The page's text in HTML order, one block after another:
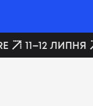
11–12 ЛИПНЯ